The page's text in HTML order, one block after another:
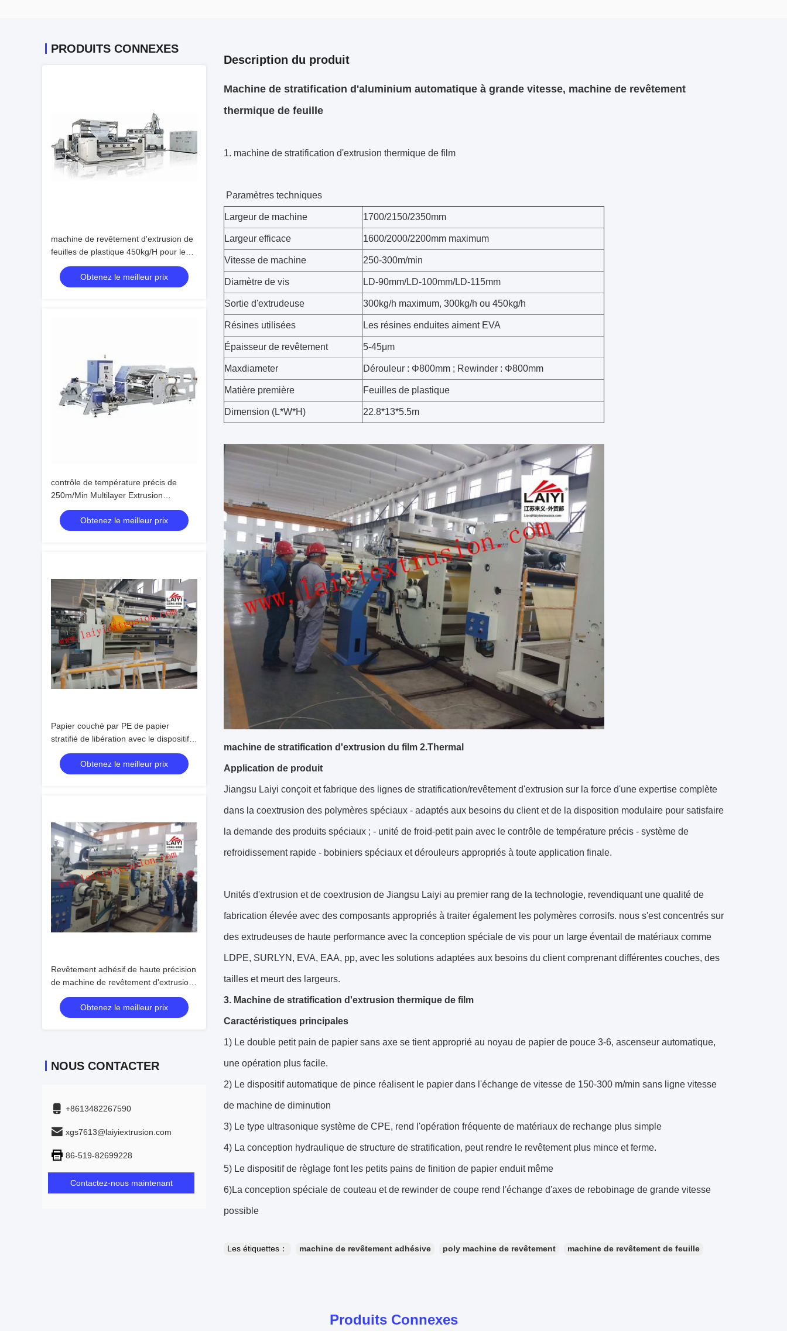
PRODUITS CONNEXES
machine de revêtement d'extrusion de
feuilles de plastique 450kg/H pour les
polymères corrosifs
Obtenez le meilleur prix
contrôle de température précis de
250m/Min Multilayer Extrusion
Lamination Machine
Obtenez le meilleur prix
Papier couché par PE de papier
stratifié de libération avec le dispositif
de règlage
Obtenez le meilleur prix
Revêtement adhésif de haute précision
de machine de revêtement d'extrusion
de papier d'aluminium
Obtenez le meilleur prix
NOUS CONTACTER
+8613482267590
xgs7613@laiyiextrusion.com
86-519-82699228
Contactez-nous maintenant
Description du produit
Machine de stratification d'aluminium automatique à grande vitesse, machine de revêtement
thermique de feuille
1. machine de stratification d'extrusion thermique de film
Paramètres techniques
Largeur de machine 1700/2150/2350mm
Largeur efficace 1600/2000/2200mm maximum
Vitesse de machine 250-300m/min
Diamètre de vis LD-90mm/LD-100mm/LD-115mm
Sortie d'extrudeuse 300kg/h maximum, 300kg/h ou 450kg/h
Résines utilisées Les résines enduites aiment EVA
Épaisseur de revêtement 5-45μm
Maxdiameter Dérouleur : Φ800mm ; Rewinder : Φ800mm
Matière première Feuilles de plastique
Dimension (L*W*H) 22.8*13*5.5m
machine de stratification d'extrusion du film 2.Thermal
Application de produit
Jiangsu Laiyi conçoit et fabrique des lignes de stratification/revêtement d'extrusion sur la force d'une expertise complète
dans la coextrusion des polymères spéciaux - adaptés aux besoins du client et de la disposition modulaire pour satisfaire
la demande des produits spéciaux ; - unité de froid-petit pain avec le contrôle de température précis - système de
refroidissement rapide - bobiniers spéciaux et dérouleurs appropriés à toute application finale.
Unités d'extrusion et de coextrusion de Jiangsu Laiyi au premier rang de la technologie, revendiquant une qualité de
fabrication élevée avec des composants appropriés à traiter également les polymères corrosifs. nous s'est concentrés sur
des extrudeuses de haute performance avec la conception spéciale de vis pour un large éventail de matériaux comme
LDPE, SURLYN, EVA, EAA, pp, avec les solutions adaptées aux besoins du client comprenant différentes couches, des
tailles et meurt des largeurs.
3. Machine de stratification d'extrusion thermique de film
Caractéristiques principales
1) Le double petit pain de papier sans axe se tient approprié au noyau de papier de pouce 3-6, ascenseur automatique,
une opération plus facile.
2) Le dispositif automatique de pince réalisent le papier dans l'échange de vitesse de 150-300 m/min sans ligne vitesse
de machine de diminution
3) Le type ultrasonique système de CPE, rend l'opération fréquente de matériaux de rechange plus simple
4) La conception hydraulique de structure de stratification, peut rendre le revêtement plus mince et ferme.
5) Le dispositif de règlage font les petits pains de finition de papier enduit même
6)La conception spéciale de couteau et de rewinder de coupe rend l'échange d'axes de rebobinage de grande vitesse
possible
Les étiquettes： machine de revêtement adhésive poly machine de revêtement machine de revêtement de feuille
Produits Connexes